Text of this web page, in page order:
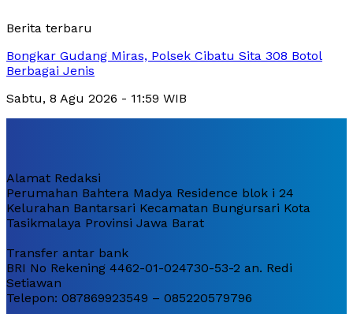
Berita terbaru
Bongkar Gudang Miras, Polsek Cibatu Sita 308 Botol
Berbagai Jenis
Sabtu, 8 Agu 2026 - 11:59 WIB
Alamat Redaksi
Perumahan Bahtera Madya Residence blok i 24
Kelurahan Bantarsari Kecamatan Bungursari Kota
Tasikmalaya Provinsi Jawa Barat
Transfer antar bank
BRI No Rekening 4462-01-024730-53-2 an. Redi
Setiawan
Telepon: 087869923549 – 085220579796